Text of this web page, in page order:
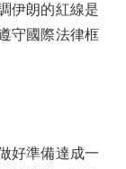
伊朗的紅線是
守國際法律框
好準備達成一